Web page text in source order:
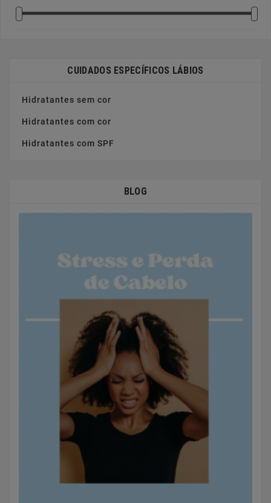
CUIDADOS ESPECÍFICOS LÁBIOS
Hidratantes sem cor
Hidratantes com cor
Hidratantes com SPF
BLOG